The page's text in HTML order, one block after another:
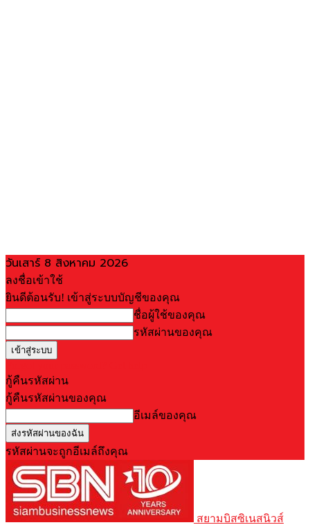
วันเสาร์ 8 สิงหาคม 2026
ลงชื่อเข้าใช้
ยินดีต้อนรับ! เข้าสู่ระบบบัญชีของคุณ
ชื่อผู้ใช้ของคุณ
รหัสผ่านของคุณ
กู้คืนรหัสผ่าน
กู้คืนรหัสผ่านของคุณ
อีเมล์ของคุณ
รหัสผ่านจะถูกอีเมล์ถึงคุณ
สยามบิสซิเนสนิวส์